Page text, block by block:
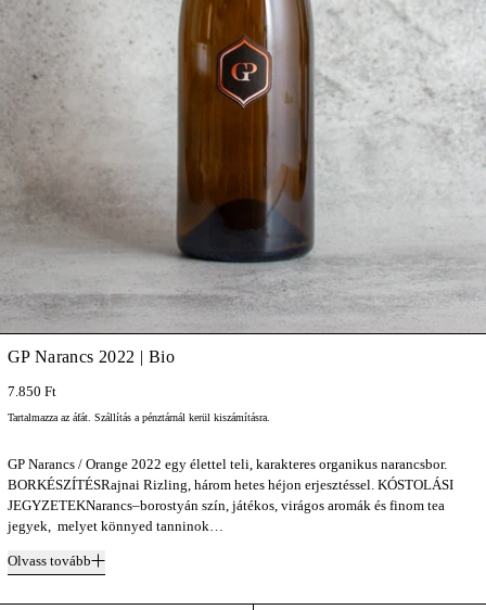
GP Narancs 2022 | Bio
7.850 Ft
Tartalmazza az áfát. Szállítása pénztárnál kerül kiszámításra.
GP Narancs / Orange 2022 egy élettel teli, karakteres organikus narancsbor.
BORKÉSZÍTÉSRajnai Rizling, három hetes héjon erjesztéssel. KÓSTOLÁSI
JEGYZETEKNarancs–borostyán szín, játékos, virágos aromák és finom tea
jegyek, melyet könnyed tanninok…
Olvass tovább